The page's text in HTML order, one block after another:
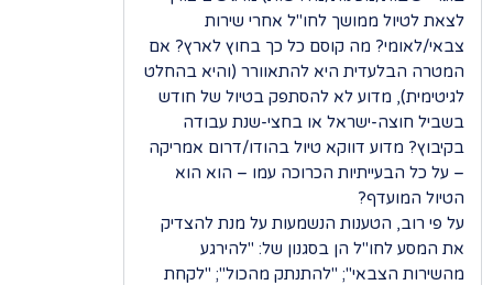
לצאת לטיול ממושך לחו"ל אחרי שירות
צבאי/לאומי? מה קוסם כל כך בחוץ לארץ? אם
המטרה הבלעדית היא להתאוורר (והיא בהחלט
לגיטימית), מדוע לא להסתפק בטיול של חודש
בשביל חוצה-ישראל או בחצי-שנת עבודה
בקיבוץ? מדוע דווקא טיול בהודו/דרום אמריקה
– על כל הבעייתיות הכרוכה עמו – הוא הוא
הטיול המועדף?
על פי רוב, הטענות הנשמעות על מנת להצדיק
את המסע לחו"ל הן בסגנון של: "להירגע
מהשירות הצבאי"; "להתנתק מהכול"; "לקחת